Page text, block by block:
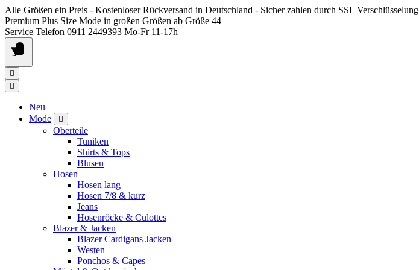
Springen
Sie
zum
Inhalt
Alle Größen ein Preis - Kostenloser Rückversand in Deutschland - Sicher zahlen durch SSL Verschlüsselung
Premium Plus Size Mode in großen Größen ab Größe 44
Service Telefon 0911 2449393 Mo-Fr 11-17h
Neu
Mode
Oberteile
Tuniken
Shirts & Tops
Blusen
Hosen
Hosen lang
Hosen 7/8 & kurz
Jeans
Hosenröcke & Culottes
Blazer & Jacken
Blazer Cardigans Jacken
Westen
Ponchos & Capes